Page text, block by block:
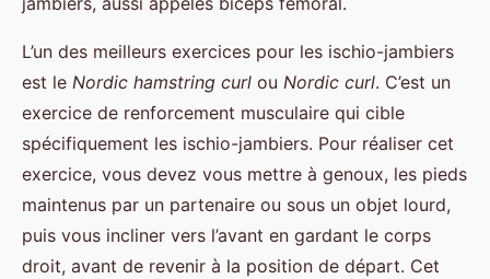
L’un des meilleurs exercices pour les ischio-jambiers
est le Nordic hamstring curl ou Nordic curl. C’est un
exercice de renforcement musculaire qui cible
spécifiquement les ischio-jambiers. Pour réaliser cet
exercice, vous devez vous mettre à genoux, les pieds
maintenus par un partenaire ou sous un objet lourd,
puis vous incliner vers l’avant en gardant le corps
droit, avant de revenir à la position de départ. Cet